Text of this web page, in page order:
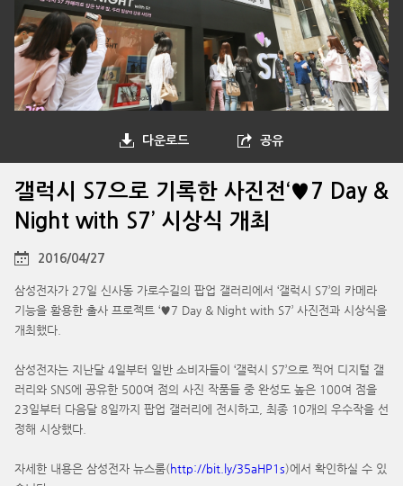
다운로드 공유
갤럭시 S7으로 기록한 사진전‘♥7 Day &
Night with S7’ 시상식 개최
2016/04/27
삼성전자가 27일 신사동 가로수길의 팝업 갤러리에서 ‘갤럭시 S7’의 카메라
기능을 활용한 출사 프로젝트 ‘♥7 Day & Night with S7’ 사진전과 시상식을
개최했다.
삼성전자는 지난달 4일부터 일반 소비자들이 ‘갤럭시 S7’으로 찍어 디지털 갤
러리와 SNS에 공유한 500여 점의 사진 작품들 중 완성도 높은 100여 점을
23일부터 다음달 8일까지 팝업 갤러리에 전시하고, 최종 10개의 우수작을 선
정해 시상했다.
자세한 내용은 삼성전자 뉴스룸(http://bit.ly/35aHP1s)에서 확인하실 수 있